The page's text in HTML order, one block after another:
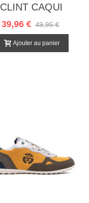
CLINT CAQUI
39,96 € 49,95 €
Ajouter au panier